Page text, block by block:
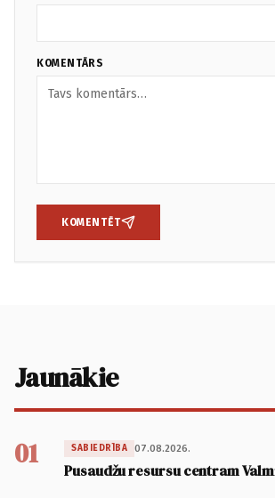
KOMENTĀRS
KOMENTĒT
Jaunākie
01 SABIEDRĪBA 07.08.2026.
Pusaudžu resursu centram